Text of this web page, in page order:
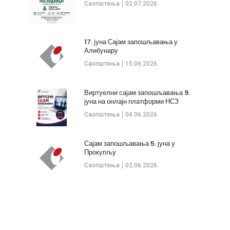
Саопштења 02.07.2026.
Саопштења 15.06.2026.
17. јуна Сајам запошљавања у
Алибунару
Саопштења 04.06.2026.
Виртуелни сајам запошљавања 9.
јуна на онлајн платформи НСЗ
Саопштења 02.06.2026.
Сајам запошљавања 5. јуна у
Прокупљу